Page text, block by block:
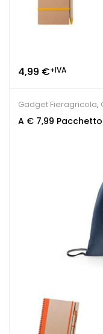
4,99 €+IVA
Gadget Fieragricola,
A € 7,99 Pacchetto